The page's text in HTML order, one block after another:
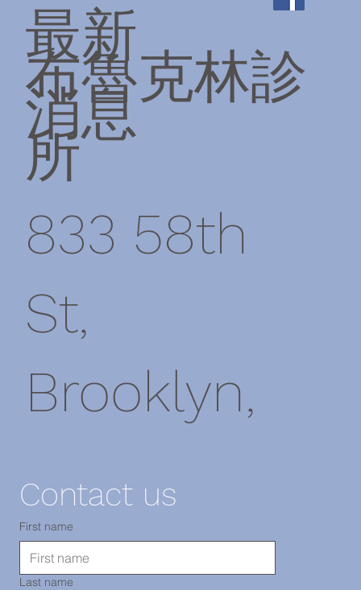
布魯克林診
所
833 58th
St,
Brooklyn,
NY 11220
電話：718-
最新
消息
Contact us
First name
Last name